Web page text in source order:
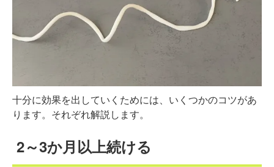
十分に効果を出していくためには、いくつかのコツがあ
ります。それぞれ解説します。
2～3か月以上続ける